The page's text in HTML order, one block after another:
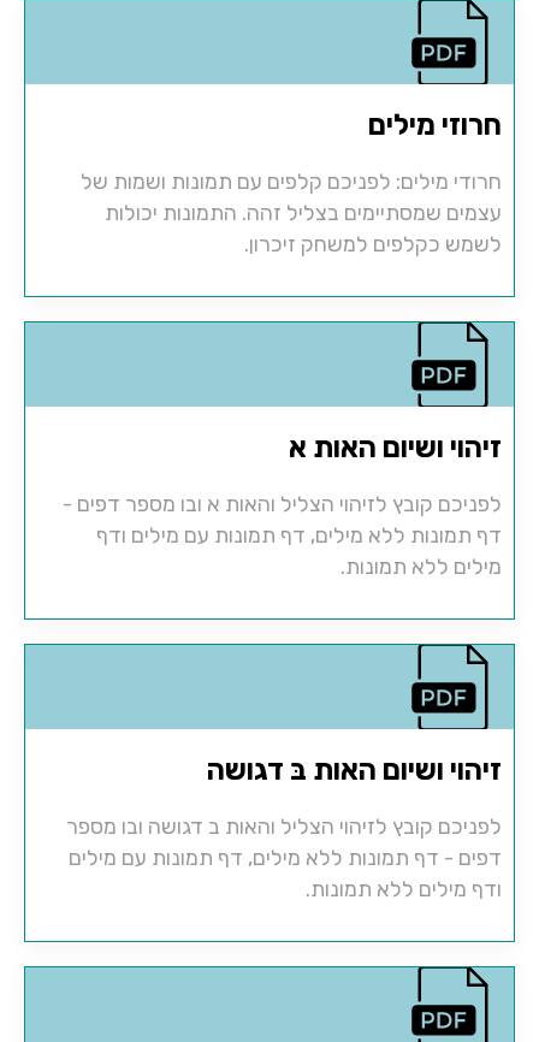
חרוזי מילים
חרודי מילים: לפניכם קלפים עם תמונות ושמות של
עצמים שמסתיימים בצליל זהה. התמונות יכולות
לשמש כקלפים למשחק זיכרון.
זיהוי ושיום האות א
לפניכם קובץ לזיהוי הצליל והאות א ובו מספר דפים -
דף תמונות ללא מילים, דף תמונות עם מילים ודף
מילים ללא תמונות.
זיהוי ושיום האות בּ דגושה
לפניכם קובץ לזיהוי הצליל והאות ב דגושה ובו מספר
דפים - דף תמונות ללא מילים, דף תמונות עם מילים
ודף מילים ללא תמונות.